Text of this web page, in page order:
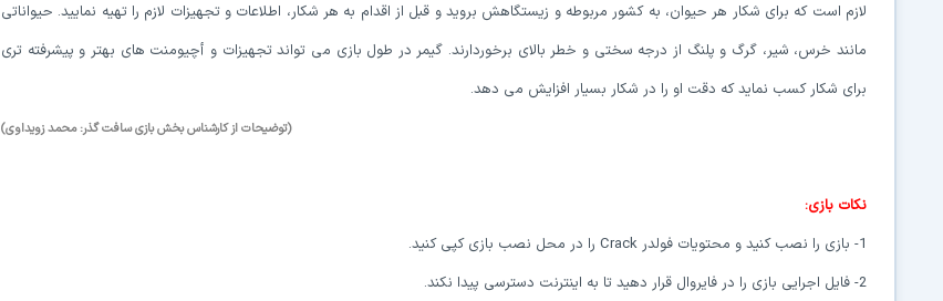
لازم است که برای شکار هر حیوان، به کشور مربوطه و زیستگاهش بروید و قبل از اقدام به هر شکار، اطلاعات و تجهیزات لازم را تهیه نمایید. حیواناتی
مانند خرس، شیر، گرگ و پلنگ از درجه سختی و خطر بالای برخوردارند. گیمر در طول بازی می تواند تجهیزات و أچیومنت های بهتر و پیشرفته تری
برای شکار کسب نماید که دقت او را در شکار بسیار افزایش می دهد.
(توضیحات از کارشناس بخش بازی سافت گذر: محمد زویداوی)
نکات بازی:
1- بازی را نصب کنید و محتویات فولدر Crack را در محل نصب بازی کپی کنید.
2- فایل اجرایی بازی را در فایروال قرار دهید تا به اینترنت دسترسی پیدا نکند.
✓دانلود فوری و بی‌معطلی: